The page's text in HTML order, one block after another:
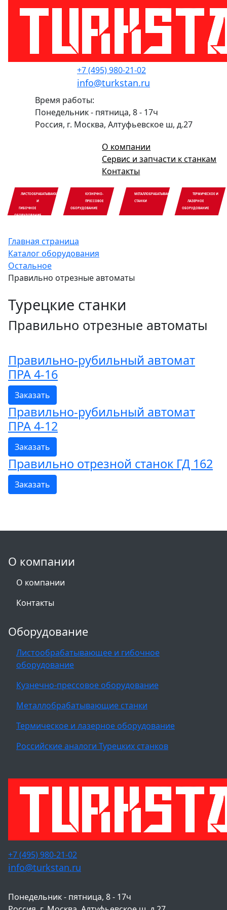
+7 (495) 980-21-02
info@turkstan.ru
Время работы:
Понедельник - пятница, 8 - 17ч
Россия, г. Москва, Алтуфьевское ш, д.27
О компании
Сервис и запчасти к станкам
Контакты
ЛИСТООБРАБАТЫВАЮЩЕЕ
И
ГИБОЧНОЕ
ОБОРУДОВАНИЕ
КУЗНЕЧНО-
ПРЕССОВОЕ
ОБОРУДОВАНИЕ
МЕТАЛЛОБРАБАТЫВАЮЩИЕ
СТАНКИ
ТЕРМИЧЕСКОЕ И
ЛАЗЕРНОЕ
ОБОРУДОВАНИЕ
Главная страница
Каталог оборудования
Остальное
Правильно отрезные автоматы
Турецкие станки
Правильно отрезные автоматы
Правильно-рубильный автомат
ПРА 4-16
Заказать
Правильно-рубильный автомат
ПРА 4-12
Заказать
Правильно отрезной станок ГД 162
Заказать
О компании
О компании
Контакты
Оборудование
Листообрабатывающее и гибочное
оборудование
Кузнечно-прессовое оборудование
Металлобрабатывающие станки
Термическое и лазерное оборудование
Российские аналоги Турецких станков
+7 (495) 980-21-02
info@turkstan.ru
Понедельник - пятница, 8 - 17ч